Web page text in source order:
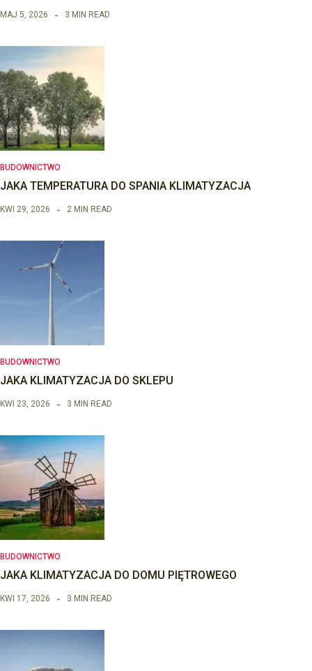
MAJ 5, 2026 3 MIN READ
BUDOWNICTWO
JAKA TEMPERATURA DO SPANIA KLIMATYZACJA
KWI 29, 2026 2 MIN READ
BUDOWNICTWO
JAKA KLIMATYZACJA DO SKLEPU
KWI 23, 2026 3 MIN READ
BUDOWNICTWO
JAKA KLIMATYZACJA DO DOMU PIĘTROWEGO
KWI 17, 2026 3 MIN READ